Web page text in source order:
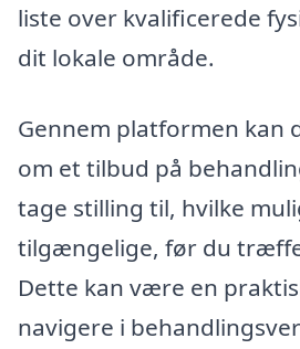
liste over kvalificerede
dit lokale område.
Gennem platformen kan
om et tilbud på
tage stilling til, hvilke
tilgængelige, før du
Dette kan være en
navigere i